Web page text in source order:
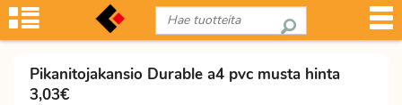
Pikanitojakansio Durable a4 pvc musta hinta
3,03€